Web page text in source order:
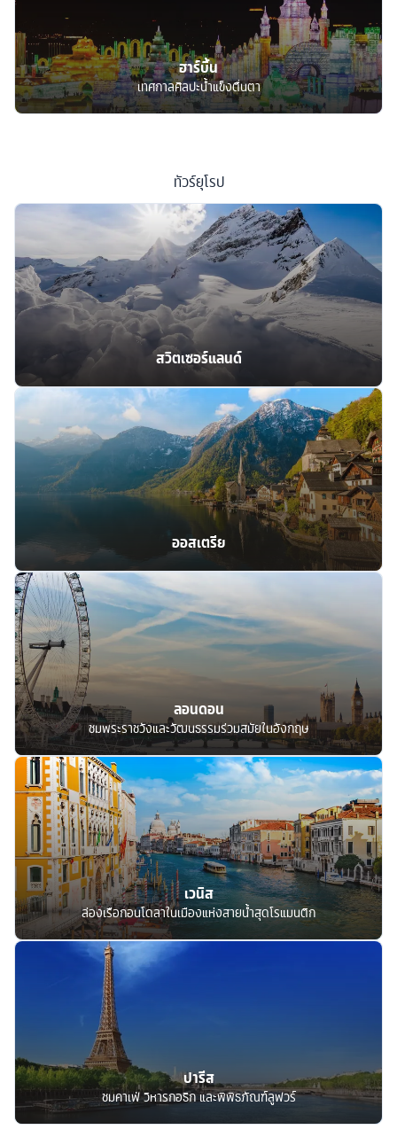
ฮาร์บิ้น
เทศกาลศิลปะน้ำแข็งตื่นตา
ทัวร์ยุโรป
สวิตเซอร์แลนด์
ออสเตรีย
ลอนดอน
ชมพระราชวังและวัฒนธรรมร่วมสมัยในอังกฤษ
เวนิส
ล่องเรือกอนโดลาในเมืองแห่งสายน้ำสุดโรแมนติก
ปารีส
ชมคาเฟ่ วิหารกอธิก และพิพิธภัณฑ์ลูฟวร์